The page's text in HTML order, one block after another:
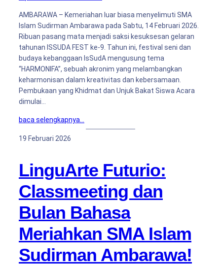
AMBARAWA – Kemeriahan luar biasa menyelimuti SMA
Islam Sudirman Ambarawa pada Sabtu, 14 Februari 2026.
Ribuan pasang mata menjadi saksi kesuksesan gelaran
tahunan ISSUDA FEST ke-9. Tahun ini, festival seni dan
budaya kebanggaan IsSudA mengusung tema
“HARMONIFA”, sebuah akronim yang melambangkan
keharmonisan dalam kreativitas dan kebersamaan.
Pembukaan yang Khidmat dan Unjuk Bakat Siswa Acara
dimulai…
baca selengkapnya…
19 Februari 2026
LinguArte Futurio:
Classmeeting dan
Bulan Bahasa
Meriahkan SMA Islam
Sudirman Ambarawa!